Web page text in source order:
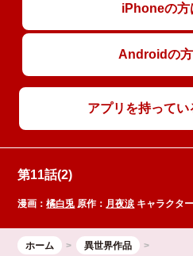
iPhoneの方
Androidの
アプリを持ってい
第11話(2)
漫画：橘白兎 原作： 月夜涙 キャラクタ
ホーム
異世界作品